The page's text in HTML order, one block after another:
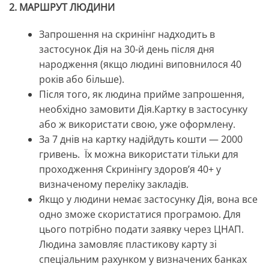
2. МАРШРУТ ЛЮДИНИ
Запрошення на скринінг надходить в
застосунок Дія на 30-й день після дня
народження (якщо людині виповнилося 40
років або більше).
Після того, як людина прийме запрошення,
необхідно замовити Дія.Картку в застосунку
або ж використати свою, уже оформлену.
За 7 днів на картку надійдуть кошти — 2000
гривень. Їх можна використати тільки для
проходження Скринінгу здоров’я 40+ у
визначеному переліку закладів.
Якщо у людини немає застосунку Дія, вона все
одно зможе скористатися програмою. Для
цього потрібно подати заявку через ЦНАП.
Людина замовляє пластикову карту зі
спеціальним рахунком у визначених банках